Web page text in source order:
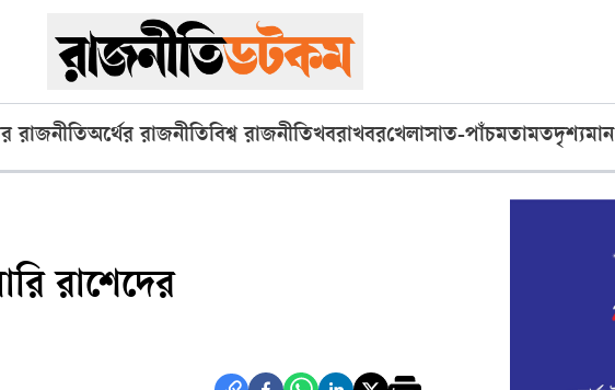
রাজনীতিঅর্থের রাজনীতিবিশ্ব রাজনীতিখবরাখবরখেলাসাত-পাঁচমতামতদৃশ্যমান
রাশেদের